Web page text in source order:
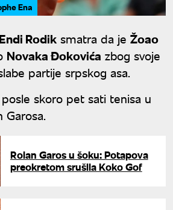
Ena
Endi Rodik smatra da je Žoao
Novaka Đokovića zbog svoje
partije srpskog asa.
skoro pet sati tenisa u
Garosa.
Rolan Garos u šoku: Potapova
preokretom srušila Koko Gof